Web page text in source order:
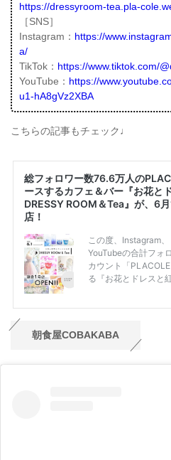
https://dressyroom-tea.pla-
［SNS］
Instagram： https://
a/
TikTok： https://www.tiktok.com/
YouTube： https://
u1-hA8gVz2XBA
こちらの記事もチェック♩
朝食屋COBAKABA